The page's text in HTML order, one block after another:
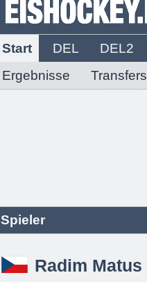
Start DEL DEL2
Ergebnisse
Transfers
Spieler
Radim Matus